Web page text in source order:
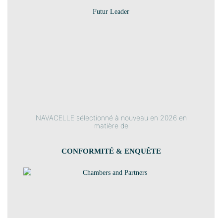
Futur Leader
NAVACELLE sélectionné à nouveau en 2026 en
matière de
CONFORMITÉ & ENQUÊTE